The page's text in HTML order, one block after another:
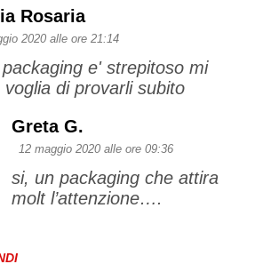
Rosaria
2020 alle ore 21:14
e' strepitoso mi
voglia di provarli subito
Greta G.
12 maggio 2020 alle ore 09:36
si, un packaging che attira
molt l’attenzione….